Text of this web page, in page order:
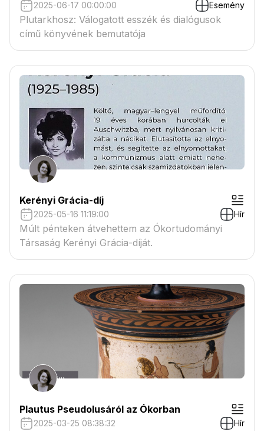
2025-06-17 00:00:00 Esemény
Plutarkhosz: Válogatott esszék és dialógusok
című könyvének bemutatója
Kerényi Grácia-díj
2025-05-16 11:19:00 Hír
Múlt pénteken átvehettem az Ókortudományi
Társaság Kerényi Grácia-díját.
Plautus Pseudolusáról az Ókorban
2025-03-25 08:38:32 Hír